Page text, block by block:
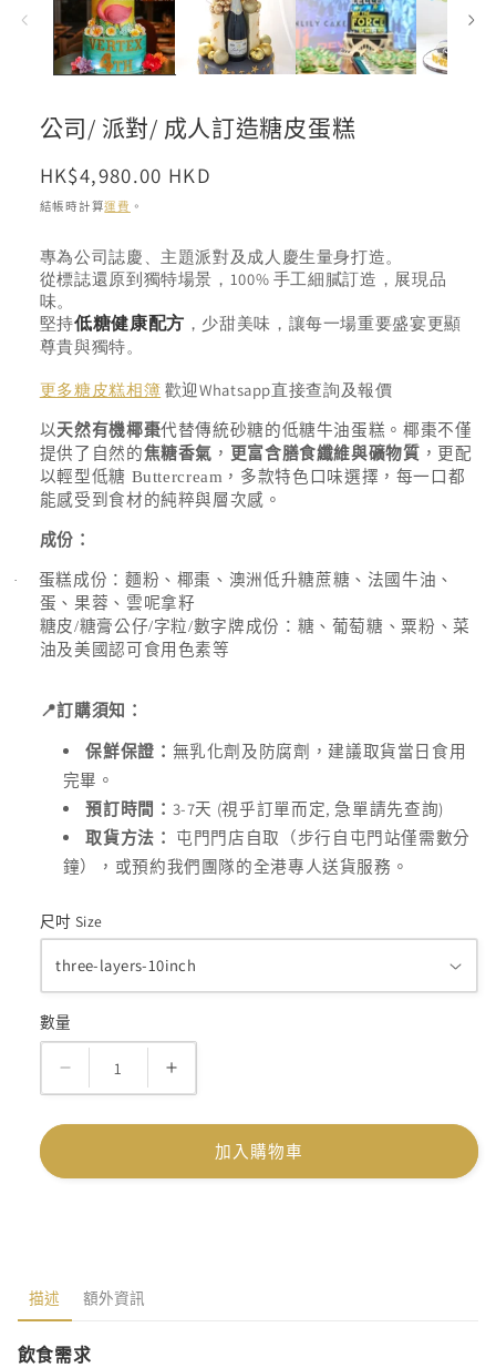
體
案
1
公司/ 派對/ 成人訂造糖皮蛋糕
定
價
HK$4,980.00 HKD
結帳時計算運費 。
存
貨
單
位
(SKU):
專為公司誌慶、主題派對及成人慶生量身打造。
從標誌還原到獨特場景，100% 手工細膩訂造，展現品
味。
堅持低糖健康配方 ，少甜美味，讓每一場重要盛宴更顯
尊貴與獨特。
更多糖皮糕相簿 歡迎Whatsapp直接查詢及報價
以天然有機椰棗代替傳統砂糖的低糖牛油蛋糕。椰棗不僅
提供了自然的焦糖香氣 ， 更富含膳食纖維與礦物質 ，更配
以輕型低糖 Buttercream ，多款特色口味選擇，每一口都
能感受到食材的純粹與層次感。
成份：
·
蛋糕成份：麵粉、椰棗、澳洲低升糖蔗糖、法國牛油、
蛋、果蓉、雲呢拿籽
糖皮/糖膏公仔/字粒/數字牌成份：糖、葡萄糖、粟粉、菜
油及美國認可食用色素等
📍訂購須知：
保鮮保證： 無乳化劑及防腐劑，建議取貨當日食用
完畢。
預訂時間： 3-7天 (視乎訂單而定,急單請先查詢)
取貨方法：
屯門門店自取（步行自屯門站僅需數分
鐘），或預約我們團隊的全港專人送貨服務。
尺吋 Size
數
數量
對/
造
糖
皮
對/
加入購物車
描述 額外資訊
飲食需求